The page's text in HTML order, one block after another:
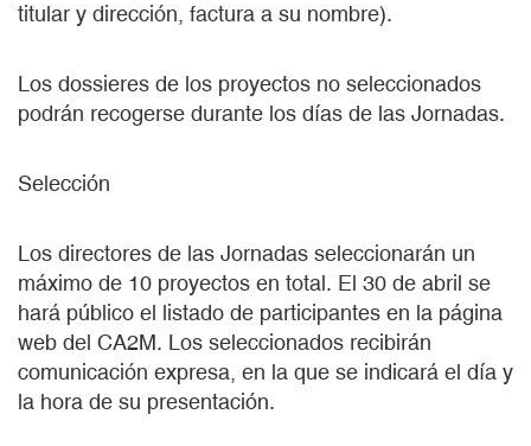
titular y dirección, factura a su nombre).
Los dossieres de los proyectos no seleccionados
podrán recogerse durante los días de las Jornadas.
Selección
Los directores de las Jornadas seleccionarán un
máximo de 10 proyectos en total. El 30 de abril se
hará público el listado de participantes en la página
web del CA2M. Los seleccionados recibirán
comunicación expresa, en la que se indicará el día y
la hora de su presentación.